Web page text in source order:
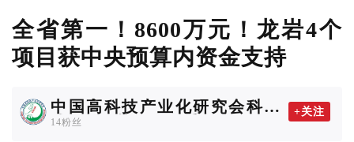
全省第一！8600万元！龙岩4个
项目获中央预算内资金支持
中国高科技产业化研究会科技
成果转化协作工作委员会
14粉丝
+关注